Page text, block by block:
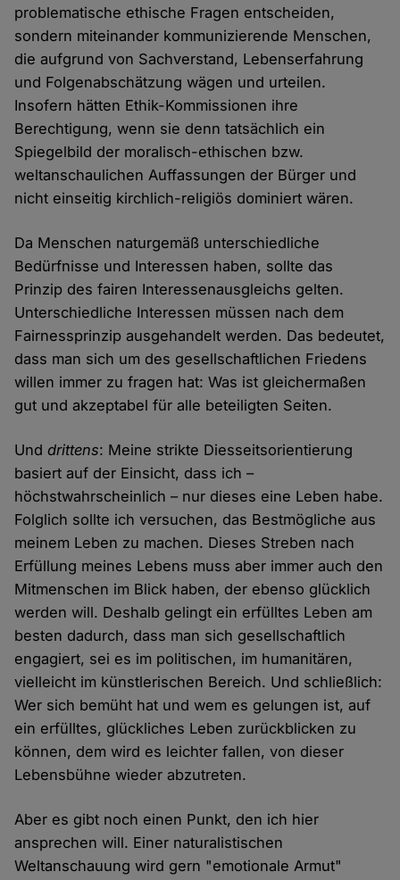
problematische ethische Fragen entscheiden,
sondern miteinander kommunizierende Menschen,
die aufgrund von Sachverstand, Lebenserfahrung
und Folgenabschätzung wägen und urteilen.
Insofern hätten Ethik-Kommissionen ihre
Berechtigung, wenn sie denn tatsächlich ein
Spiegelbild der moralisch-ethischen bzw.
weltanschaulichen Auffassungen der Bürger und
nicht einseitig kirchlich-religiös dominiert wären.
Da Menschen naturgemäß unterschiedliche
Bedürfnisse und Interessen haben, sollte das
Prinzip des fairen Interessenausgleichs gelten.
Unterschiedliche Interessen müssen nach dem
Fairnessprinzip ausgehandelt werden. Das bedeutet,
dass man sich um des gesellschaftlichen Friedens
willen immer zu fragen hat: Was ist gleichermaßen
gut und akzeptabel für alle beteiligten Seiten.
Unddrittens: Meine strikte Diesseitsorientierung
basiert auf der Einsicht, dass ich –
höchstwahrscheinlich – nur dieses eine Leben habe.
Folglich sollte ich versuchen, das Bestmögliche aus
meinem Leben zu machen. Dieses Streben nach
Erfüllung meines Lebens muss aber immer auch den
Mitmenschen im Blick haben, der ebenso glücklich
werden will. Deshalb gelingt ein erfülltes Leben am
besten dadurch, dass man sich gesellschaftlich
engagiert, sei es im politischen, im humanitären,
vielleicht im künstlerischen Bereich. Und schließlich:
Wer sich bemüht hat und wem es gelungen ist, auf
ein erfülltes, glückliches Leben zurückblicken zu
können, dem wird es leichter fallen, von dieser
Lebensbühne wieder abzutreten.
Aber es gibt noch einen Punkt, den ich hier
ansprechen will. Einer naturalistischen
Weltanschauung wird gern "emotionale Armut"